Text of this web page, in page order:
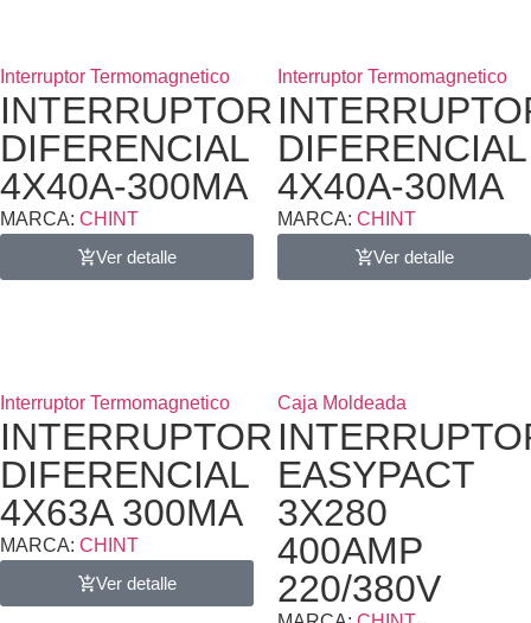
Interruptor Termomagnetico
INTERRUPTOR
DIFERENCIAL
4X40A-300MA
MARCA: CHINT
Ver detalle
Interruptor Termomagnetico
DIFERENCIAL
4X40A-30MA
MARCA: CHINT
Ver detalle
Interruptor Termomagnetico
INTERRUPTOR
DIFERENCIAL
4X63A 300MA
MARCA: CHINT
Ver detalle
Caja Moldeada
EASYPACT
3X280
400AMP
220/380V